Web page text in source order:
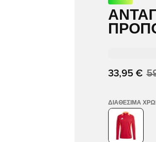
33,95 €
ΔΙΑΘΈΣΙΜΑ